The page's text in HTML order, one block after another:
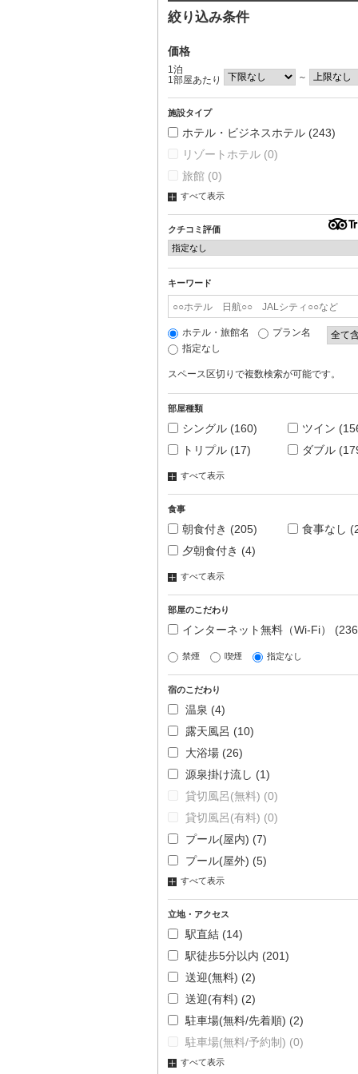
絞り込み条件
価格
1泊
1部屋あたり
～
施設タイプ
ホテル・ビジネスホテル (243)
リゾートホテル (0)
旅館 (0)
すべて表示
クチコミ評価
キーワード
ホテル・旅館名
プラン名
指定なし
スペース区切りで複数検索が可能です。
部屋種類
シングル (160) ツイン
トリプル (17) ダブル
すべて表示
食事
朝食付き (205) 食事なし
夕朝食付き (4)
すべて表示
部屋のこだわり
インターネット無料（Wi-Fi）
禁煙 喫煙 指定なし
宿のこだわり
温泉 (4)
露天風呂 (10)
大浴場 (26)
源泉掛け流し (1)
貸切風呂(無料) (0)
貸切風呂(有料) (0)
プール(屋内) (7)
プール(屋外) (5)
すべて表示
立地・アクセス
駅直結 (14)
駅徒歩5分以内 (201)
送迎(無料) (2)
送迎(有料) (2)
駐車場(無料/先着順) (2)
駐車場(無料/予約制) (0)
すべて表示